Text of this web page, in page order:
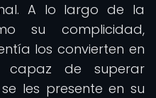
A lo largo de la
su complicidad,
los convierten en
capaz de superar
les presente en su